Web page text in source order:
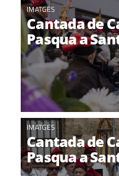
IMATGES
Cantada de
Pasqua a
IMATGES
Cantada de
Pasqua a